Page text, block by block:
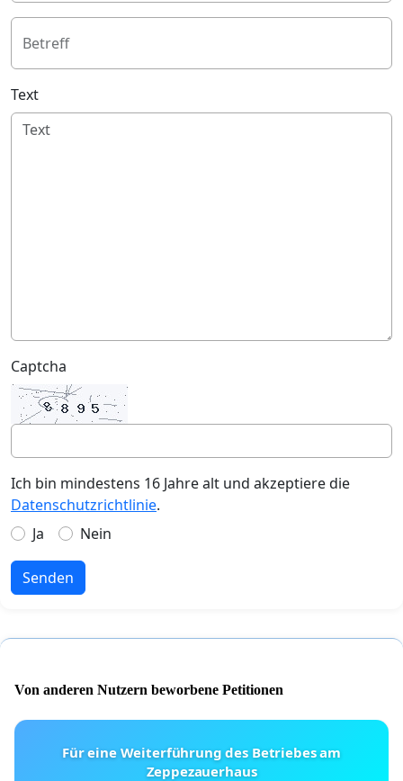
Betreff
Text
Captcha
Ich bin mindestens 16 Jahre alt und akzeptiere die
Datenschutzrichtlinie.
Ja
Nein
Senden
Von anderen Nutzern beworbene Petitionen
Für eine Weiterführung des Betriebes am
Zeppezauerhaus